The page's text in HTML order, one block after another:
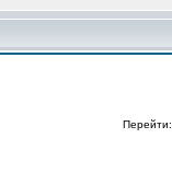
Перейти: